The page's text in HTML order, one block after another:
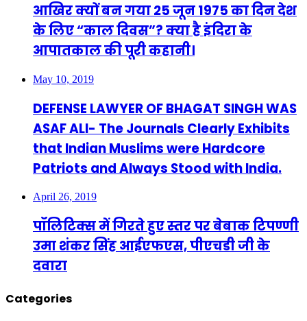
आखिर क्यों बन गया 25 जून 1975 का दिन देश
के लिए “काल दिवस”? क्या है इंदिरा के
आपातकाल की पूरी कहानी।
May 10, 2019
DEFENSE LAWYER OF BHAGAT SINGH WAS
ASAF ALI- The Journals Clearly Exhibits
that Indian Muslims were Hardcore
Patriots and Always Stood with India.
April 26, 2019
पॉलिटिक्स में गिरते हुए स्तर पर बेबाक टिपण्णी
उमा शंकर सिंह आईएफएस, पीएचडी जी के
दवारा
Categories